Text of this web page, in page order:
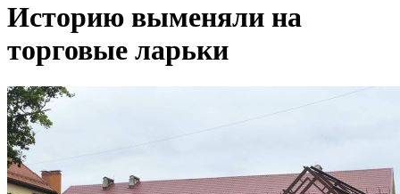
Историю выменяли на
торговые ларьки